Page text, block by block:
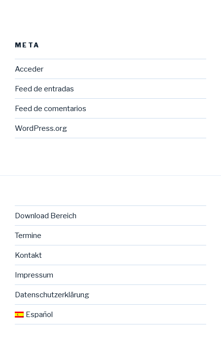
META
Acceder
Feed de entradas
Feed de comentarios
WordPress.org
Download Bereich
Termine
Kontakt
Impressum
Datenschutzerklärung
Español